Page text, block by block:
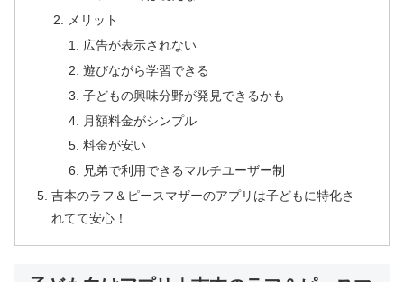
メリット
広告が表示されない
遊びながら学習できる
子どもの興味分野が発見できるかも
月額料金がシンプル
料金が安い
兄弟で利用できるマルチユーザー制
吉本のラフ＆ピースマザーのアプリは子どもに特化さ
れてて安心！